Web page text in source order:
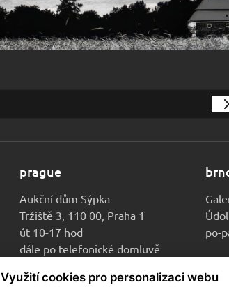
prague
Aukční dům Sýpka
Tržiště 3, 110 00, Praha 1
út 10-17 hod
dále po telefonické domluvě
po-
Využití cookies pro personalizaci webu